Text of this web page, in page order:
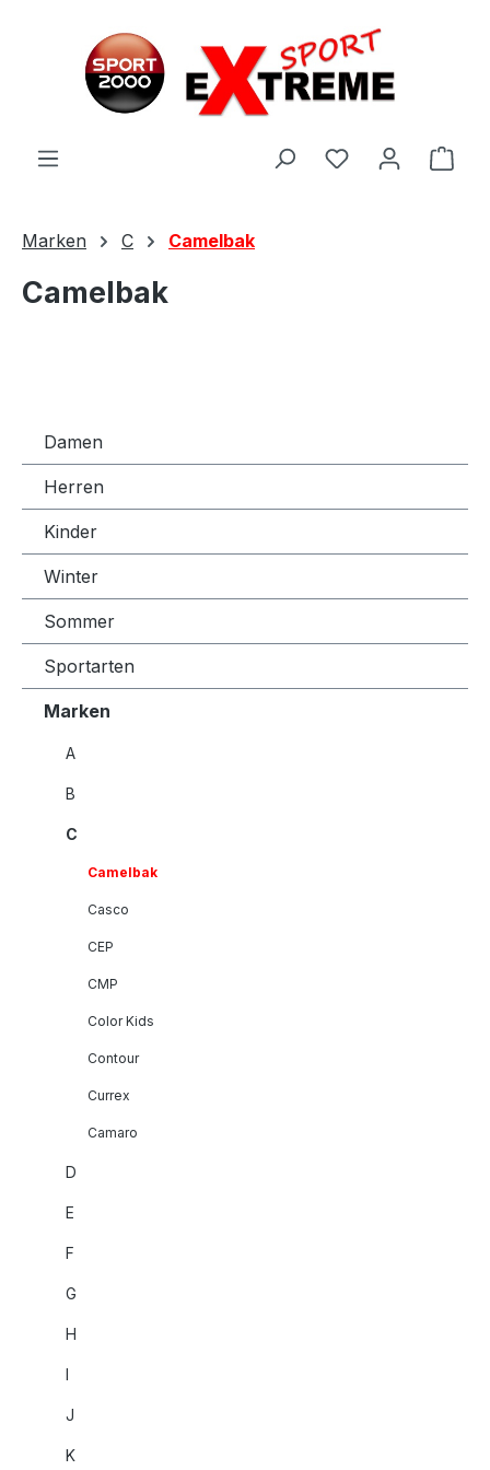
Marken C Camelbak
Camelbak
Damen
Herren
Kinder
Winter
Sommer
Sportarten
Marken
A
B
C
Camelbak
Casco
CEP
CMP
Color Kids
Contour
Currex
Camaro
D
E
F
G
H
I
J
K